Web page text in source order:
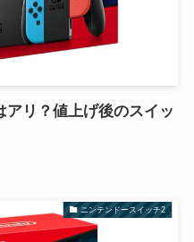
アリ？値上げ後のスイッ
ニンテンドースイッチ2